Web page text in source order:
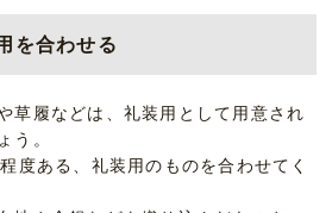
を合わせる
草履などは、礼装用として用意され
う。
度ある、礼装用のものを合わせてく